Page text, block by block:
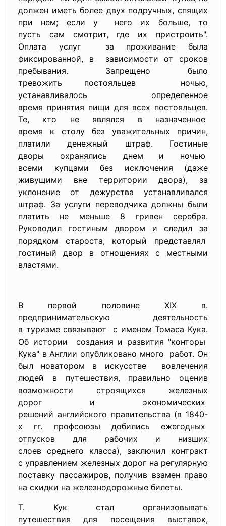
должен иметь более двух подручных, спящих
при нем; если у него их больше, то
пусть сам смотрит, где их пристроить".
Оплата услуг за проживание была
фиксированной, в зависимости от сроков
пребывания. Запрещено было
тревожить постояльцев ночью,
устанавливалось определенное
время принятия пищи для всех постояльцев.
Те, кто не являлся в назначенное
время к столу без уважительных причин,
платили денежный штраф. Гостиные
дворы охранялись днем и ночью
всеми купцами без исключения (даже
живущими вне территории двора), за
уклонение от дежурства устанавливался
штраф. За услуги переводчика должны были
платить не меньше 8 гривен серебра.
Руководил гостиным двором и следил за
порядком староста, который представлял
гостиный двор в отношениях с местными
властями.
В первой половине XIX в.
предпринимательскую деятельность
в туризме связывают с именем Томаса Кука.
Об истории создания и развития "конторы
Кука" в Англии опубликовано много работ. Он
был новатором в искусстве вовлечения
людей в путешествия, правильно оценив
возможности строящихся железных
дорог и экономических
решений английского правительства (в 1840-
х гг. профсоюзы добились ежегодных
отпусков для рабочих и низших
слоев среднего класса), заключил контракт
с управлением железных дорог на регулярную
поставку пассажиров, получив взамен право
на скидки на железнодорожные билеты.
Т. Кук стал организовывать
путешествия для посещения выставок,